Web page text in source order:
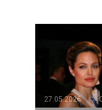
27.05.2026